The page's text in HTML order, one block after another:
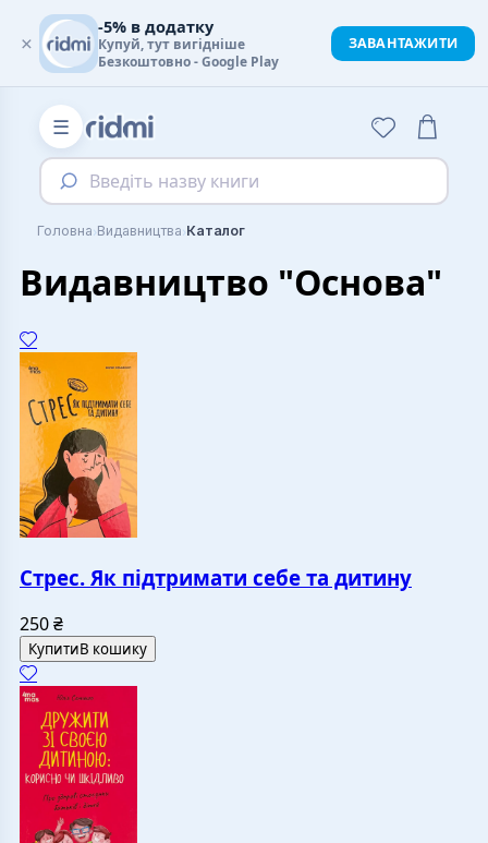
☰
Введіть назву книги
Головна›Видавництва›Каталог
Видавництво "Основа"
Стрес. Як підтримати себе та дитину
250₴
КупитиВ кошику
×
-5% в додатку
Купуй, тут вигідніше
Безкоштовно - Google Play
ЗАВАНТАЖИТИ